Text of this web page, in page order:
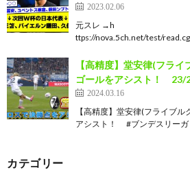
2023.02.06
元スレ →h
ttps://nova.5ch.net/test/
【高精度】堂安律(フラ
ゴールをアシスト！ 23/
2024.03.16
【高精度】堂安律(フライブ
アシスト！ #ブンデスリー
カテゴリー